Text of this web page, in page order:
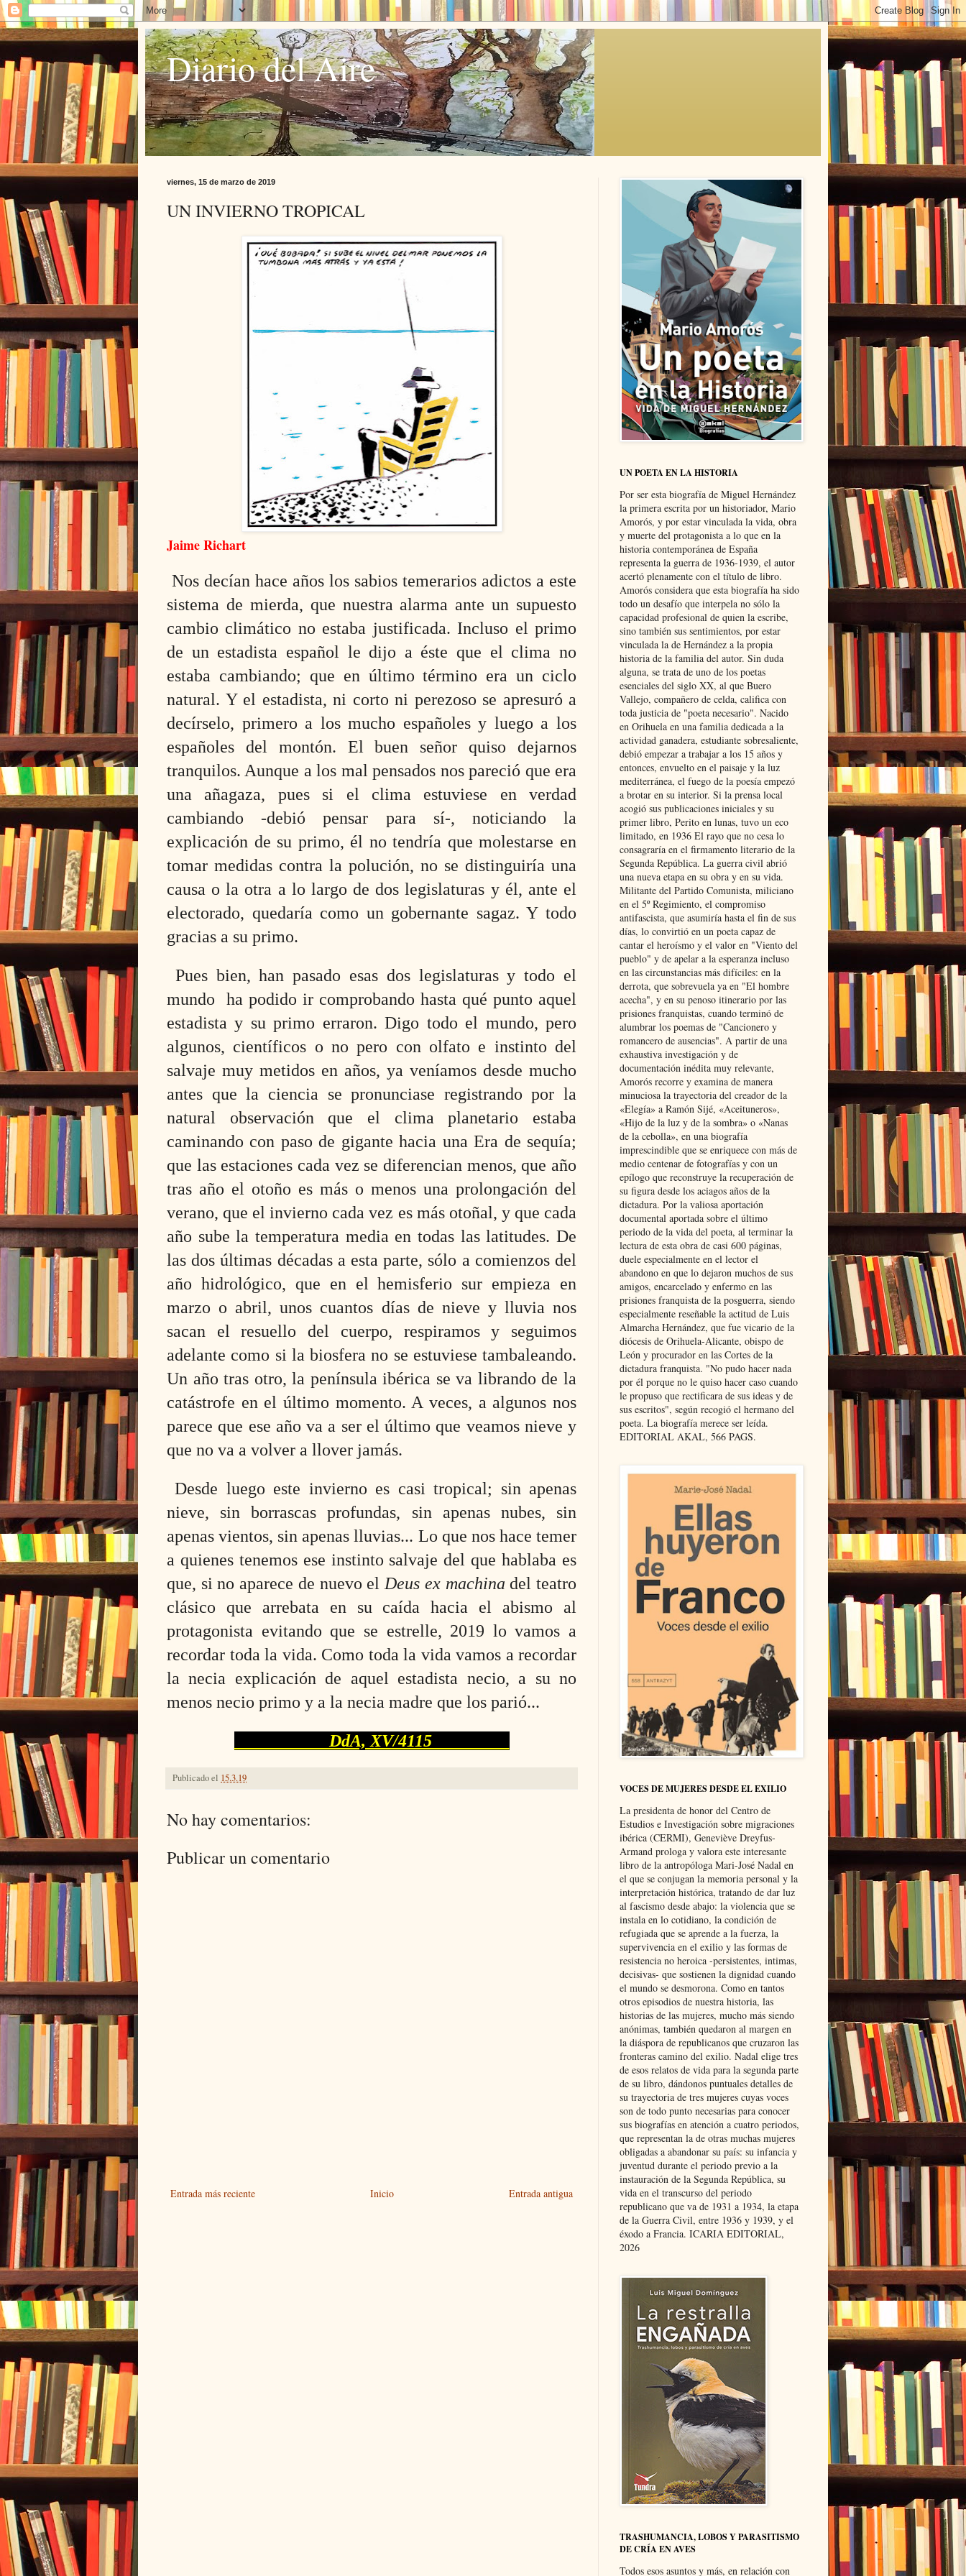
Diario del Aire
viernes, 15 de marzo de 2019
UN INVIERNO TROPICAL
Jaime Richart
Nos decían hace años los sabios temerarios adictos a este
sistema de mierda, que nuestra alarma ante un supuesto
cambio climático no estaba justificada. Incluso el primo
de un estadista español le dijo a éste que el clima no
estaba cambiando; que en último término era un ciclo
natural. Y el estadista, ni corto ni perezoso se apresuró a
decírselo, primero a los mucho españoles y luego a los
españoles del montón. El buen señor quiso dejarnos
tranquilos. Aunque a los mal pensados nos pareció que era
una añagaza, pues si el clima estuviese en verdad
cambiando -debió pensar para sí-,
noticiando la
explicación de su primo, él no tendría que molestarse en
tomar medidas contra la polución, no se distinguiría una
causa o la otra a lo largo de dos legislaturas y él, ante el
electorado, quedaría como un gobernante sagaz. Y todo
gracias a su primo.
Pues bien, han pasado esas dos legislaturas y todo el
mundo
ha podido ir comprobando hasta qué punto aquel
estadista y su primo erraron. Digo todo el mundo, pero
algunos, científicos o no pero con olfato e instinto del
salvaje muy metidos en años, ya veníamos desde mucho
antes que la ciencia se pronunciase registrando por la
natural observación que el clima planetario estaba
caminando con paso de gigante hacia una Era de sequía;
que las estaciones cada vez se diferencian menos, que año
tras año el otoño es más o menos una prolongación del
verano, que el invierno cada vez es más otoñal, y que cada
año sube la temperatura media en todas las latitudes. De
las dos últimas décadas a esta parte, sólo a comienzos del
año hidrológico, que en el hemisferio sur empieza en
marzo o abril, unos cuantos días de nieve y lluvia nos
sacan el resuello del cuerpo, respiramos y seguimos
adelante como si la biosferano se estuviese tambaleando.
Un año tras otro, la península ibérica se va librando de la
catástrofe en el último momento. A veces, a algunos nos
parece que ese año va a ser el último que veamos nieve y
que no va a volver a llover jamás.
Desde luego este invierno es casi tropical; sin apenas
nieve, sin borrascas profundas, sin apenas nubes, sin
apenas vientos, sin apenas lluvias... Lo que nos hace temer
a quienes tenemos ese instinto salvaje del que hablaba es
que, si no aparece de nuevo el Deus ex machinadel teatro
clásico que arrebata en su caída hacia el abismo al
protagonista evitando que se estrelle, 2019 lo vamos a
recordar toda la vida. Como toda la vida vamos a recordar
la necia explicación de aquel estadista necio, a su no
menos necio primo y a la necia madre que los parió...
DdA, XV/4115
Publicado el 15.3.19
No hay comentarios:
Publicar un comentario
Entrada más reciente Entrada antigua
Inicio
UN POETA EN LA HISTORIA
Por ser esta biografía de Miguel Hernández
la primera escrita por un historiador, Mario
Amorós, y por estar vinculada la vida, obra
y muerte del protagonista a lo que en la
historia contemporánea de España
representa la guerra de 1936-1939, el autor
acertó plenamente con el título de libro.
Amorós considera que esta biografía ha sido
todo un desafío que interpela no sólo la
capacidad profesional de quien la escribe,
sino también sus sentimientos, por estar
vinculada la de Hernández a la propia
historia de la familia del autor. Sin duda
alguna, se trata de uno de los poetas
esenciales del siglo XX, al que Buero
Vallejo, compañero de celda, califica con
toda justicia de "poeta necesario". Nacido
en Orihuela en una familia dedicada a la
actividad ganadera, estudiante sobresaliente,
debió empezar a trabajar a los 15 años y
entonces, envuelto en el paisaje y la luz
mediterránea, el fuego de la poesía empezó
a brotar en su interior. Si la prensa local
acogió sus publicaciones iniciales y su
primer libro, Perito en lunas, tuvo un eco
limitado, en 1936 El rayo que no cesa lo
consagraría en el firmamento literario de la
Segunda República. La guerra civil abrió
una nueva etapa en su obra y en su vida.
Militante del Partido Comunista, miliciano
en el 5º Regimiento, el compromiso
antifascista, que asumiría hasta el fin de sus
días, lo convirtió en un poeta capaz de
cantar el heroísmo y el valor en "Viento del
pueblo" y de apelar a la esperanza incluso
en las circunstancias más difíciles: en la
derrota, que sobrevuela ya en "El hombre
acecha", y en su penoso itinerario por las
prisiones franquistas, cuando terminó de
alumbrar los poemas de "Cancionero y
romancero de ausencias". A partir de una
exhaustiva investigación y de
documentación inédita muy relevante,
Amorós recorre y examina de manera
minuciosa la trayectoria del creador de la
«Elegía» a Ramón Sijé, «Aceituneros»,
«Hijo de la luz y de la sombra» o «Nanas
de la cebolla», en una biografía
imprescindible que se enriquece con más de
medio centenar de fotografías y con un
epílogo que reconstruye la recuperación de
su figura desde los aciagos años de la
dictadura. Por la valiosa aportación
documental aportada sobre el último
periodo de la vida del poeta, al terminar la
lectura de esta obra de casi 600 páginas,
duele especialmente en el lector el
abandono en que lo dejaron muchos de sus
amigos, encarcelado y enfermo en las
prisiones franquista de la posguerra, siendo
especialmente reseñable la actitud de Luis
Almarcha Hernández, que fue vicario de la
diócesis de Orihuela-Alicante, obispo de
León y procurador en las Cortes de la
dictadura franquista. "No pudo hacer nada
por él porque no le quiso hacer caso cuando
le propuso que rectificara de sus ideas y de
sus escritos", según recogió el hermano del
poeta. La biografía merece ser leída.
EDITORIAL AKAL, 566 PAGS.
VOCES DE MUJERES DESDE EL EXILIO
La presidenta de honor del Centro de
Estudios e Investigación sobre migraciones
ibérica (CERMI), Geneviève Dreyfus-
Armand prologa y valora este interesante
libro de la antropóloga Mari-José Nadal en
el que se conjugan la memoria personal y la
interpretación histórica, tratando de dar luz
al fascismo desde abajo: la violencia que se
instala en lo cotidiano, la condición de
refugiada que se aprende a la fuerza, la
supervivencia en el exilio y las formas de
resistencia no heroica -persistentes, intimas,
decisivas- que sostienen la dignidad cuando
el mundo se desmorona. Como en tantos
otros episodios de nuestra historia, las
historias de las mujeres, mucho más siendo
anónimas, también quedaron al margen en
la diáspora de republicanos que cruzaron las
fronteras camino del exilio. Nadal elige tres
de esos relatos de vida para la segunda parte
de su libro, dándonos puntuales detalles de
su trayectoria de tres mujeres cuyas voces
son de todo punto necesarias para conocer
sus biografías en atención a cuatro periodos,
que representan la de otras muchas mujeres
obligadas a abandonar su país: su infancia y
juventud durante el periodo previo a la
instauración de la Segunda República, su
vida en el transcurso del periodo
republicano que va de 1931 a 1934, la etapa
de la Guerra Civil, entre 1936 y 1939, y el
éxodo a Francia. ICARIA EDITORIAL,
2026
TRASHUMANCIA, LOBOS Y PARASITISMO
DE CRÍA EN AVES
Todos esos asuntos y más, en relación con